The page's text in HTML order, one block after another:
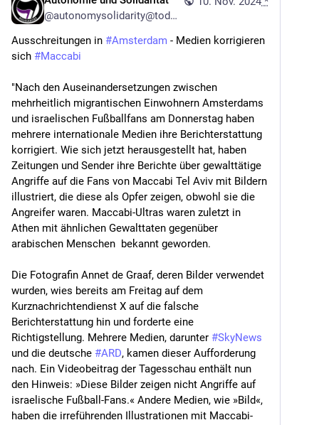
@autonomysolidarity@todon.eu
Ausschreitungen in #Amsterdam - Medien korrigieren
sich #Maccabi
"Nach den Auseinandersetzungen zwischen
mehrheitlich migrantischen Einwohnern Amsterdams
und israelischen Fußballfans am Donnerstag haben
mehrere internationale Medien ihre Berichterstattung
korrigiert. Wie sich jetzt herausgestellt hat, haben
Zeitungen und Sender ihre Berichte über gewalttätige
Angriffe auf die Fans von Maccabi Tel Aviv mit Bildern
illustriert, die diese als Opfer zeigen, obwohl sie die
Angreifer waren. Maccabi-Ultras waren zuletzt in
Athen mit ähnlichen Gewalttaten gegenüber
arabischen Menschen  bekannt geworden.
Die Fotografin Annet de Graaf, deren Bilder verwendet
wurden, wies bereits am Freitag auf dem
Kurznachrichtendienst X auf die falsche
Berichterstattung hin und forderte eine
Richtigstellung. Mehrere Medien, darunter #SkyNews
und die deutsche #ARD, kamen dieser Aufforderung
nach. Ein Videobeitrag der Tagesschau enthält nun
den Hinweis: »Diese Bilder zeigen nicht Angriffe auf
israelische Fußball-Fans.« Andere Medien, wie »Bild«,
haben die irreführenden Illustrationen mit Maccabi-